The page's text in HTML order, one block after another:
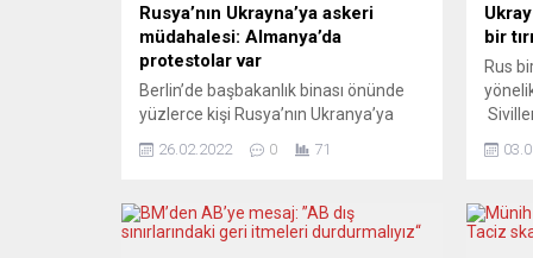
Rusya’nın Ukrayna’ya askeri
müdahalesi: Almanya’da
protestolar var
Berlin’de başbakanlık binası önünde
yüzlerce kişi Rusya’nın Ukranya’ya
Başbakanlık Binasının önünde
karşıtları, üzerinde “Putin’i ve savaşı
durdurun”, “Bu Ukrayna bizim
26.02.2022 0 71
bir
Rus